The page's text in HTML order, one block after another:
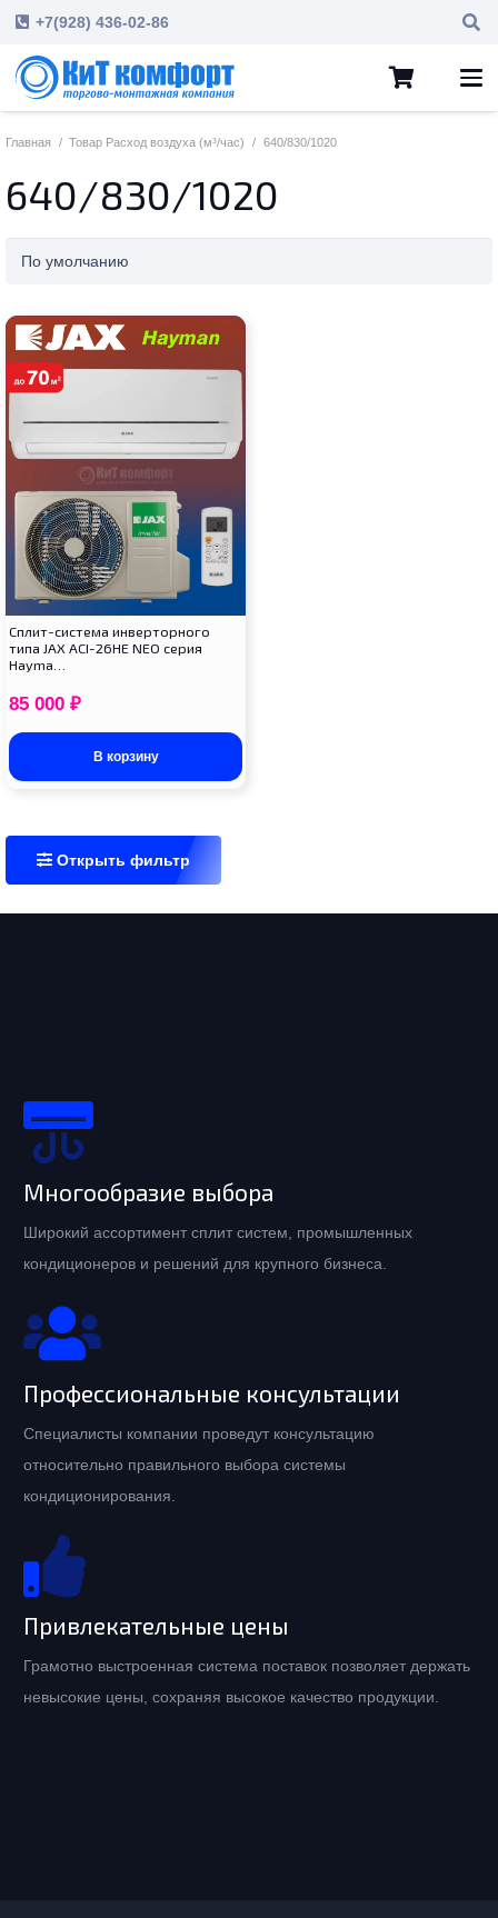
+7(928) 436-02-86
Главная / Товар Расход воздуха (м³/час) / 640/830/1020
640/830/1020
Сплит-система инверторного
типа JAX ACI-26HE NEO серия
Hayma…
85 000 ₽
В корзину
Открыть фильтр
Многообразие выбора
Широкий ассортимент сплит систем, промышленных
кондиционеров и решений для крупного бизнеса.
Профессиональные консультации
Специалисты компании проведут консультацию
относительно правильного выбора системы
кондиционирования.
Привлекательные цены
Грамотно выстроенная система поставок позволяет держать
невысокие цены, сохраняя высокое качество продукции.